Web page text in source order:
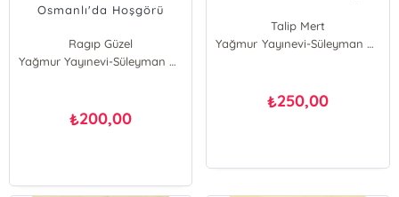
Osmanlı'da Hoşgörü
Ragıp Güzel
Yağmur Yayınevi-Süleyman Özdemir
₺200,00
Talip Mert
Yağmur Yayınevi-Süleyman Özdemir
₺250,00